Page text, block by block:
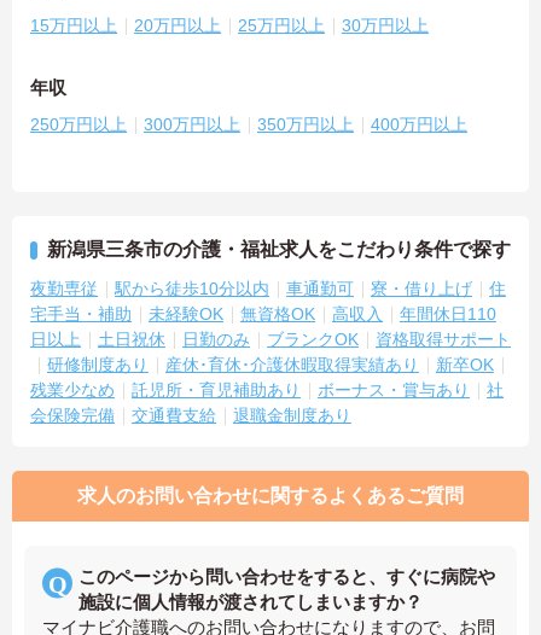
15万円以上 20万円以上 25万円以上 30万円以上
年収
250万円以上 300万円以上 350万円以上 400万円以上
新潟県三条市の介護・福祉求人をこだわり条件で探す
夜勤専従 駅から徒歩10分以内 車通勤可 寮・借り上げ
住
宅手当・補助
未経験OK 無資格OK 高収入
年間休日110
日以上
土日祝休 日勤のみ ブランクOK
資格取得サポート
研修制度あり
産休･育休･介護休暇取得実績あり
新卒OK
残業少なめ
託児所・育児補助あり ボーナス・賞与あり
社
会保険完備
交通費支給 退職金制度あり
求人のお問い合わせに関するよくあるご質問
このページから問い合わせをすると、すぐに病院や
施設に個人情報が渡されてしまいますか？
マイナビ介護職へのお問い合わせになりますので、お問